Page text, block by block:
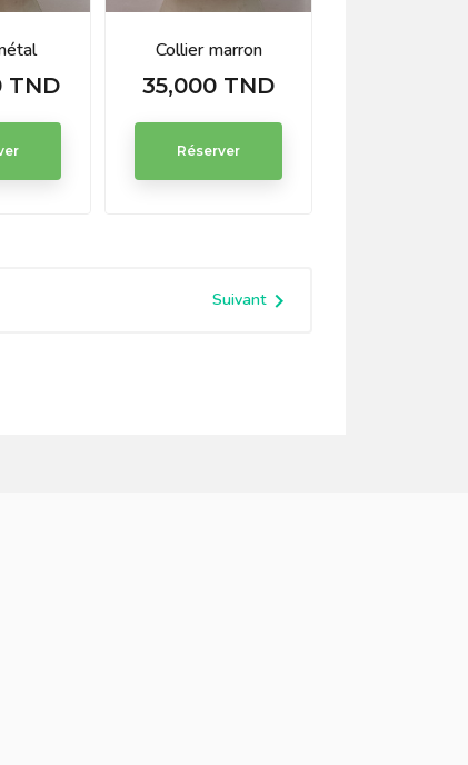
TND
Collier marron
Prix
35,000 TND
Réserver
Suivant